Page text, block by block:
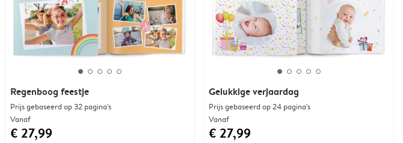
Regenboog feestje
Prijs gebaseerd op 32 pagina's
Vanaf
€ 27,99
Gelukkige verjaardag
Prijs gebaseerd op 24 pagina's
Vanaf
€ 27,99